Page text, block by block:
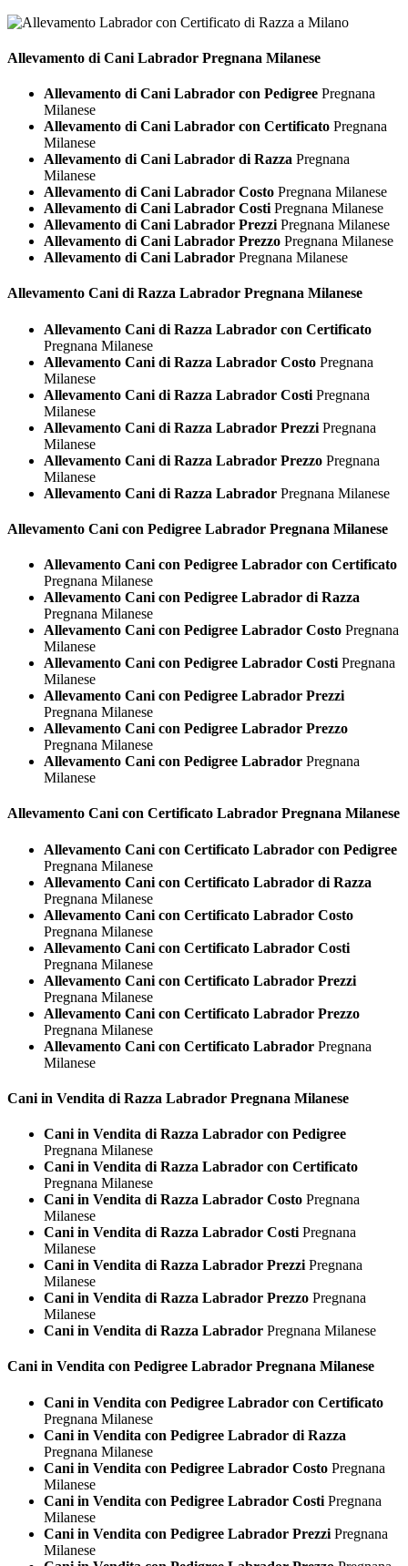
Allevamento di Cani Labrador Pregnana Milanese
Allevamento di Cani Labrador con Pedigree Pregnana
Milanese
Allevamento di Cani Labrador con Certificato Pregnana
Milanese
Allevamento di Cani Labrador di Razza Pregnana
Milanese
Allevamento di Cani Labrador Costo Pregnana Milanese
Allevamento di Cani Labrador Costi Pregnana Milanese
Allevamento di Cani Labrador Prezzi Pregnana Milanese
Allevamento di Cani Labrador Prezzo Pregnana Milanese
Allevamento di Cani Labrador Pregnana Milanese
Allevamento Cani di Razza Labrador Pregnana Milanese
Allevamento Cani di Razza Labrador con Certificato
Pregnana Milanese
Allevamento Cani di Razza Labrador Costo Pregnana
Milanese
Allevamento Cani di Razza Labrador Costi Pregnana
Milanese
Allevamento Cani di Razza Labrador Prezzi Pregnana
Milanese
Allevamento Cani di Razza Labrador Prezzo Pregnana
Milanese
Allevamento Cani di Razza Labrador Pregnana Milanese
Allevamento Cani con Pedigree Labrador Pregnana Milanese
Allevamento Cani con Pedigree Labrador con Certificato
Pregnana Milanese
Allevamento Cani con Pedigree Labrador di Razza
Pregnana Milanese
Allevamento Cani con Pedigree Labrador Costo Pregnana
Milanese
Allevamento Cani con Pedigree Labrador Costi Pregnana
Milanese
Allevamento Cani con Pedigree Labrador Prezzi
Pregnana Milanese
Allevamento Cani con Pedigree Labrador Prezzo
Pregnana Milanese
Allevamento Cani con Pedigree Labrador Pregnana
Milanese
Allevamento Cani con Certificato Labrador Pregnana Milanese
Allevamento Cani con Certificato Labrador con Pedigree
Pregnana Milanese
Allevamento Cani con Certificato Labrador di Razza
Pregnana Milanese
Allevamento Cani con Certificato Labrador Costo
Pregnana Milanese
Allevamento Cani con Certificato Labrador Costi
Pregnana Milanese
Allevamento Cani con Certificato Labrador Prezzi
Pregnana Milanese
Allevamento Cani con Certificato Labrador Prezzo
Pregnana Milanese
Allevamento Cani con Certificato Labrador Pregnana
Milanese
Cani in Vendita di Razza Labrador Pregnana Milanese
Cani in Vendita di Razza Labrador con Pedigree
Pregnana Milanese
Cani in Vendita di Razza Labrador con Certificato
Pregnana Milanese
Cani in Vendita di Razza Labrador Costo Pregnana
Milanese
Cani in Vendita di Razza Labrador Costi Pregnana
Milanese
Cani in Vendita di Razza Labrador Prezzi Pregnana
Milanese
Cani in Vendita di Razza Labrador Prezzo Pregnana
Milanese
Cani in Vendita di Razza Labrador Pregnana Milanese
Cani in Vendita con Pedigree Labrador Pregnana Milanese
Cani in Vendita con Pedigree Labrador con Certificato
Pregnana Milanese
Cani in Vendita con Pedigree Labrador di Razza
Pregnana Milanese
Cani in Vendita con Pedigree Labrador Costo Pregnana
Milanese
Cani in Vendita con Pedigree Labrador Costi Pregnana
Milanese
Cani in Vendita con Pedigree Labrador Prezzi Pregnana
Milanese